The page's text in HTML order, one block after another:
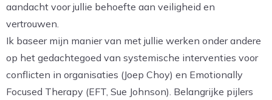
aandacht voor jullie behoefte aan veiligheid en
vertrouwen.
Ik baseer mijn manier van met jullie werken onder andere
op het gedachtegoed van systemische interventies voor
conflicten in organisaties (Joep Choy) en Emotionally
Focused Therapy (EFT, Sue Johnson). Belangrijke pijlers